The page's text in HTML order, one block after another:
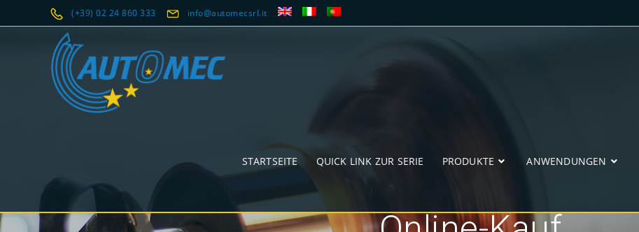
(+39) 02 24 860 333 info@automecsrl.it
STARTSEITE QUICK LINK ZUR SERIE PRODUKTE ANWENDUNGEN